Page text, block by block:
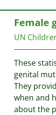
Female
UN
These
genital
They
when and
about the